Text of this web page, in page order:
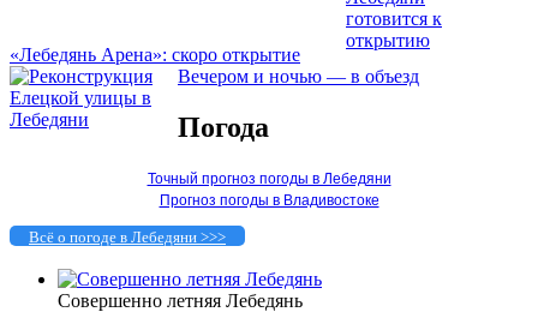
«Лебедянь Арена»: скоро открытие
Вечером и ночью — в объезд
Погода
Точный прогноз погоды в Лебедяни
Прогноз погоды в Владивостоке
Всё о погоде в Лебедяни >>>
Совершенно летняя Лебедянь